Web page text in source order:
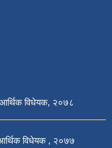
आर्थिक विधेयक, २०७८
आर्थिक विधेयक , २०७७